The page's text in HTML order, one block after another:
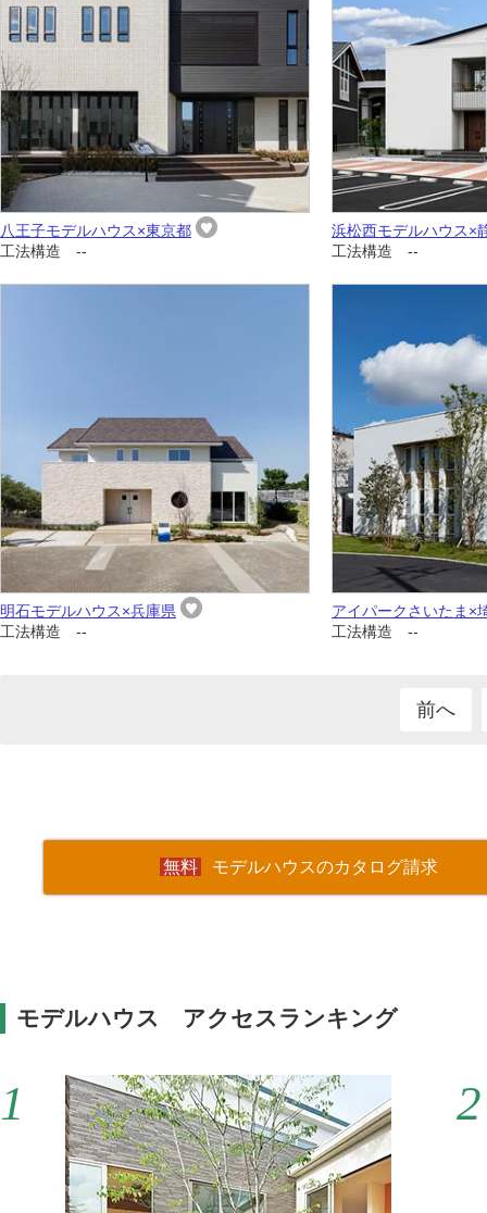
八王子モデルハウス×東京都
工法構造 --
浜松西モデルハウス×
工法構造 --
明石モデルハウス×兵庫県
工法構造 --
アイパークさいたま×
工法構造 --
前へ
モデルハウスのカタログ請求
モデルハウス アクセスランキング